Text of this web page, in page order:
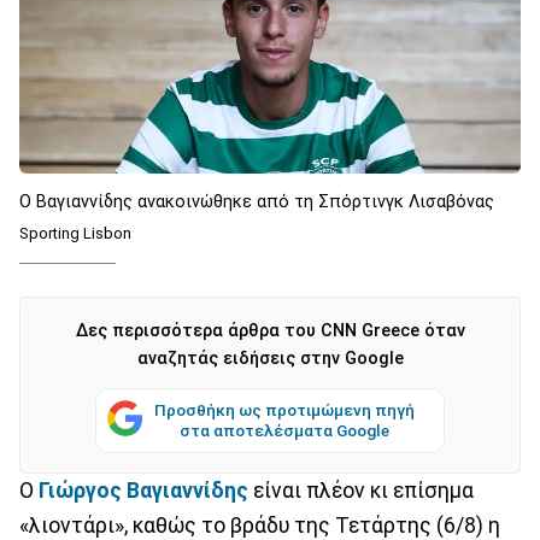
Ο Βαγιαννίδης ανακοινώθηκε από τη Σπόρτινγκ Λισαβόνας
Sporting Lisbon
Δες περισσότερα άρθρα του CNN Greece όταν
αναζητάς ειδήσεις στην Google
Προσθήκη ως προτιμώμενη πηγή
στα αποτελέσματα Google
Ο Γιώργος Βαγιαννίδης είναι πλέον κι επίσημα
«λιοντάρι», καθώς το βράδυ της Τετάρτης (6/8) η